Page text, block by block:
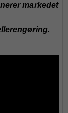
markedet